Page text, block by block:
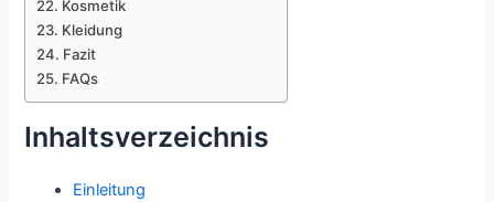
Kosmetik
Kleidung
Fazit
FAQs
Inhaltsverzeichnis
Einleitung